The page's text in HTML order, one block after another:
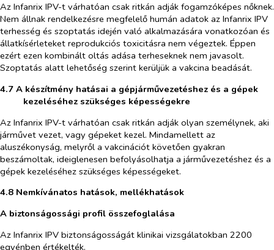
Az Infanrix IPV-t várhatóan csak ritkán adják fogamzóképes nőknek.
Nem állnak rendelkezésre megfelelő humán adatok az Infanrix IPV
terhesség és szoptatás idején való alkalmazására vonatkozóan és
állatkísérleteket reprodukciós toxicitásra nem végeztek. Éppen
ezért ezen kombinált oltás adása terheseknek nem javasolt.
Szoptatás alatt lehetőség szerint kerüljük a vakcina beadását.
4.7 A készítmény hatásai a gépjárművezetéshez és a gépek
kezeléséhez szükséges képességekre
Az Infanrix IPV-t várhatóan csak ritkán adják olyan személynek, aki
járművet vezet, vagy gépeket kezel. Mindamellett az
aluszékonyság, melyről a vakcinációt követően gyakran
beszámoltak, ideiglenesen befolyásolhatja a járművezetéshez és a
gépek kezeléséhez szükséges képességeket.
4.8 Nemkívánatos hatások, mellékhatások
A biztonságossági profil összefoglalása
Az Infanrix IPV biztonságosságát klinikai vizsgálatokban 2200
egyénben értékelték.